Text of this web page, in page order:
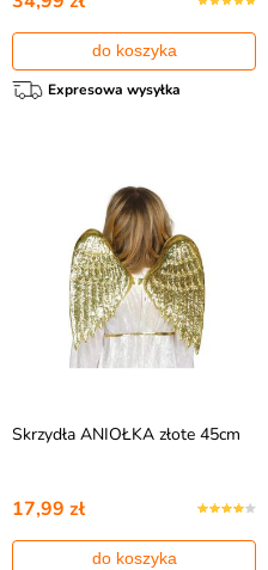
do koszyka
Expresowa wysyłka
Skrzydła ANIOŁKA złote 45cm
17,99 zł
do koszyka